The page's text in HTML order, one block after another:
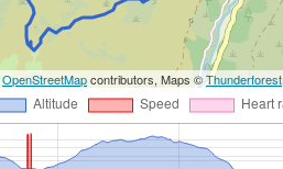
OpenStreetMapcontributors, Maps ©Thunderforest